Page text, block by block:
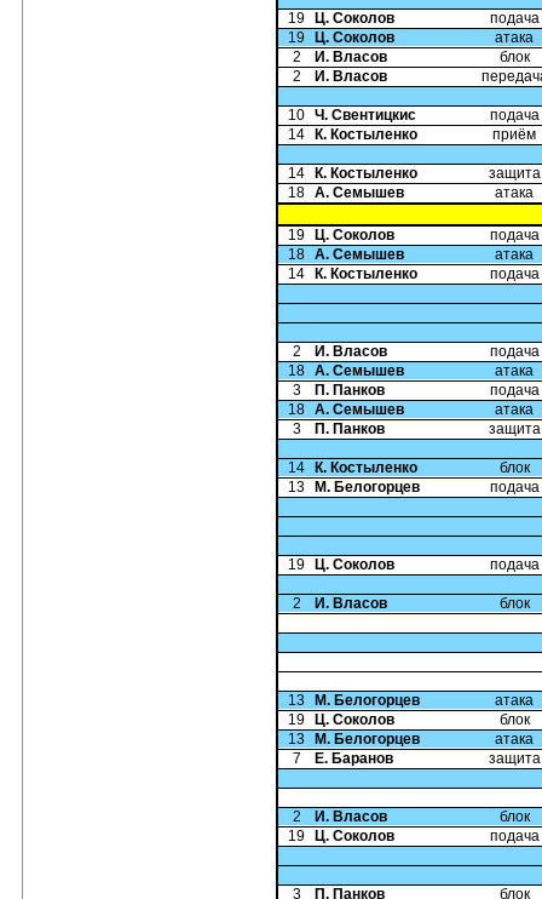
19 Ц. Соколов
подача
19
Ц. Соколов
атака
2
И. Власов
блок
2
И. Власов
10 Ч. Свентицкис
подача
14
К. Костыленко приём
14 К. Костыленко
защита
18 А. Семышев атака
19 Ц. Соколов
подача
18 А. Семышев
атака
14
К. Костыленко подача
2 И. Власов
подача
18 А. Семышев
атака
3
П. Панков
подача
18 А. Семышев
атака
3
П. Панков защита
14 К. Костыленко
блок
13
М. Белогорцев подача
19 Ц. Соколов подача
2 И. Власов блок
13 М. Белогорцев
атака
19
Ц. Соколов
блок
13
М. Белогорцев
атака
7
Е. Баранов защита
2 И. Власов
блок
19
Ц. Соколов подача
3 П. Панков блок